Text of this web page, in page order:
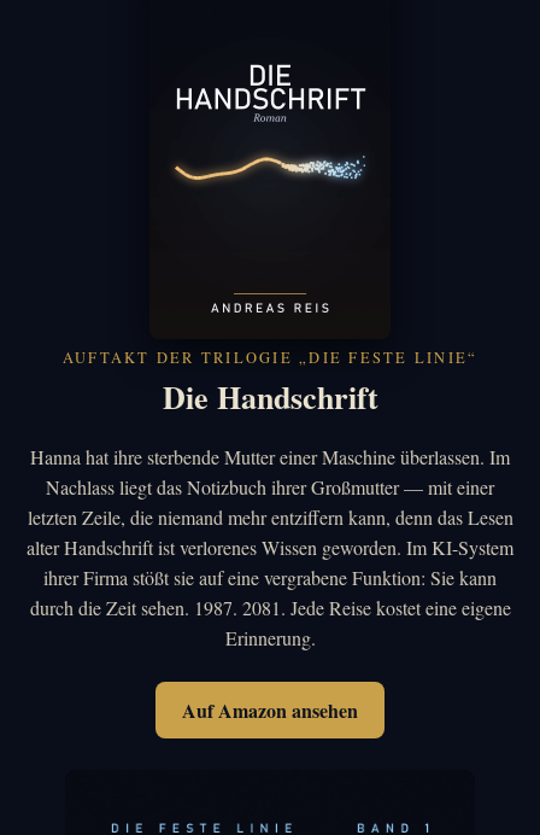
AUFTAKT DER TRILOGIE „DIE FESTE LINIE“
Die Handschrift
Hanna hat ihre sterbende Mutter einer Maschine überlassen. Im
Nachlass liegt das Notizbuch ihrer Großmutter — mit einer
letzten Zeile, die niemand mehr entziffern kann, denn das Lesen
alter Handschrift ist verlorenes Wissen geworden. Im KI-System
ihrer Firma stößt sie auf eine vergrabene Funktion: Sie kann
durch die Zeit sehen. 1987. 2081. Jede Reise kostet eine eigene
Erinnerung.
Auf Amazon ansehen